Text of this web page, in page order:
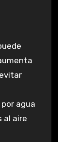
agua
al aire